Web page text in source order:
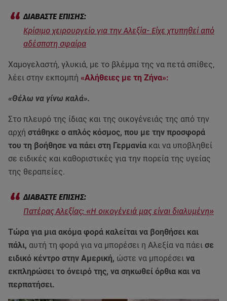
Κρίσιμο χειρουργείο για την Αλεξία- Είχε χτυπηθεί από
αδέσποτη σφαίρα
Χαμογελαστή, γλυκιά, με το βλέμμα της να πετά σπίθες,
λέει στην εκπομπή «Αλήθειες με τη Ζήνα»:
«Θέλω να γίνω καλά».
Στο πλευρό της ίδιας και της οικογένειάς της από την
αρχή στάθηκε ο απλός κόσμος, που με την προσφορά
του τη βοήθησε να πάει στη Γερμανία και να υποβληθεί
σε ειδικές και καθοριστικές για την πορεία της υγείας
της θεραπείες.
Πατέρας Αλεξίας: «Η οικογένειά μας είναι διαλυμένη»
Τώρα για μια ακόμα φορά καλείται να βοηθήσει και
πάλι, αυτή τη φορά για να μπορέσει η Αλεξία να πάει σε
ειδικό κέντρο στην Αμερική, ώστε να μπορέσει να
εκπληρώσει το όνειρό της, να σηκωθεί όρθια και να
περπατήσει.